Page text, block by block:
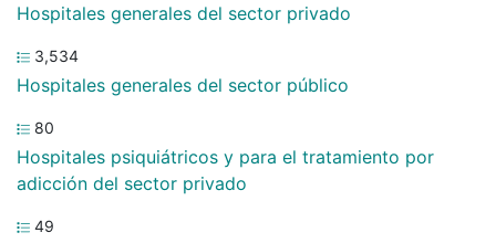
Hospitales generales del sector privado
3,534
Hospitales generales del sector público
80
Hospitales psiquiátricos y para el tratamiento por
adicción del sector privado
49